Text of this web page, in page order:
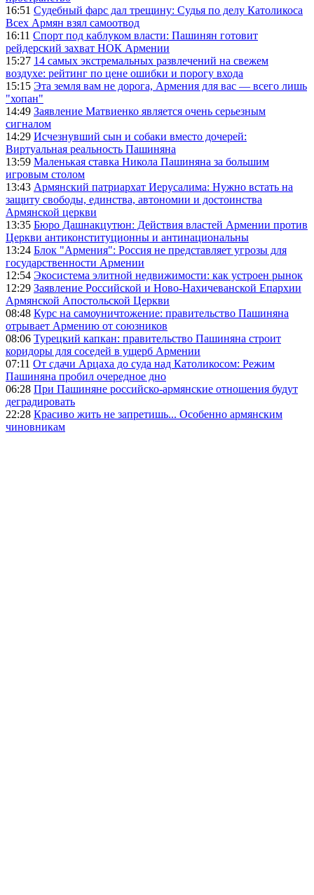
16:51 Судебный фарс дал трещину: Судья по делу Католикоса
Всех Армян взял самоотвод
16:11 Спорт под каблуком власти: Пашинян готовит
рейдерский захват НОК Армении
15:27 14 самых экстремальных развлечений на свежем
воздухе: рейтинг по цене ошибки и порогу входа
15:15 Эта земля вам не дорога, Армения для вас — всего лишь
"хопан"
14:49 Заявление Матвиенко является очень серьезным
сигналом
14:29 Исчезнувший сын и собаки вместо дочерей:
Виртуальная реальность Пашиняна
13:59 Маленькая ставка Никола Пашиняна за большим
игровым столом
13:43 Армянский патриархат Иерусалима: Нужно встать на
защиту свободы, единства, автономии и достоинства
Армянской церкви
13:35 Бюро Дашнакцутюн: Действия властей Армении против
Церкви антиконституционны и антинациональны
13:24 Блок "Армения": Россия не представляет угрозы для
государственности Армении
12:54 Экосистема элитной недвижимости: как устроен рынок
12:29 Заявление Российской и Ново-Нахичеванской Епархии
Армянской Апостольской Церкви
08:48 Курс на самоуничтожение: правительство Пашиняна
отрывает Армению от союзников
08:06 Турецкий капкан: правительство Пашиняна строит
коридоры для соседей в ущерб Армении
07:11 От сдачи Арцаха до суда над Католикосом: Режим
Пашиняна пробил очередное дно
06:28 При Пашиняне российско-армянские отношения будут
деградировать
22:28 Красиво жить не запретишь... Особенно армянским
чиновникам